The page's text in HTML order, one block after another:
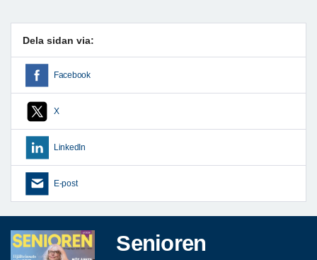
Dela sidan via:
Facebook
X
LinkedIn
E-post
Senioren